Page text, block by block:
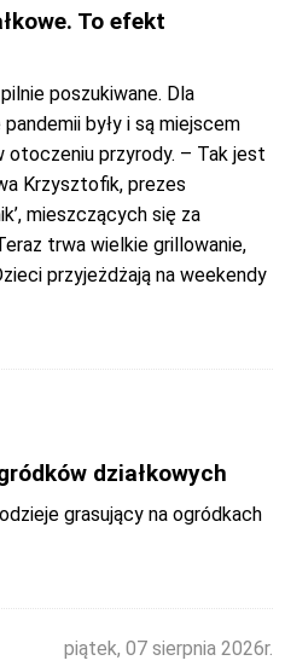
To efekt
poszukiwane. Dla
były i są miejscem
przyrody. – Tak jest
Krzysztofik, prezes
mieszczących się za
trwa wielkie grillowanie,
przyjeżdżają na weekendy
działkowych
grasujący na ogródkach
piątek, 07 sierpnia 2026r.